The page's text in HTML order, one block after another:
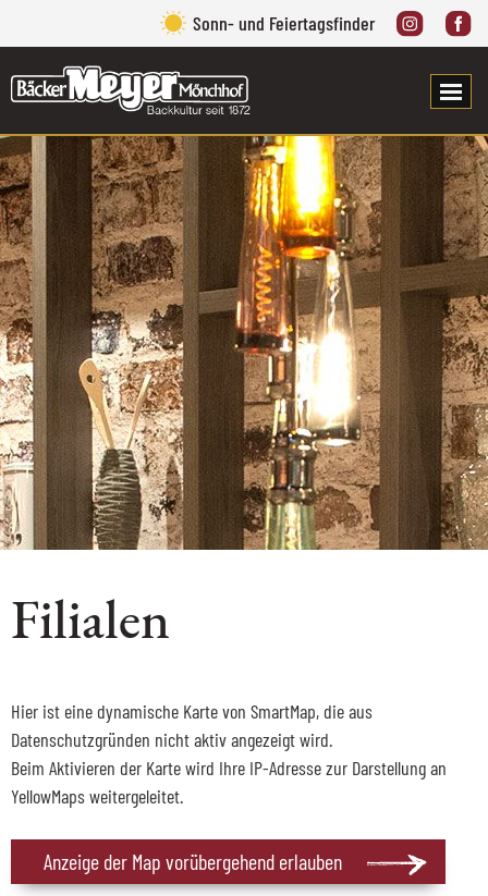
Sonn- und Feiertagsfinder
Filialen
Hier ist eine dynamische Karte von SmartMap, die aus
Datenschutzgründen nicht aktiv angezeigt wird.
Beim Aktivieren der Karte wird Ihre IP-Adresse zur Darstellung an
YellowMaps weitergeleitet.
Anzeige der Map vorübergehend erlauben